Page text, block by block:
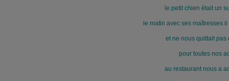
le petit chien était un
le matin avec ses maîtresses
et ne nous quittait pas
pour toutes nos
au restaurant nous a